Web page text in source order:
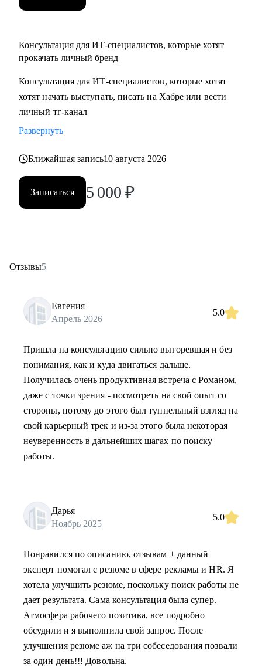
Консультация для ИТ-специалистов, которые хотят
прокачать личный бренд
Консультация для ИТ-специалистов, которые хотят
хотят начать выступать, писать на Хабре или вести
личный тг-канал
Развернуть
Ближайшая запись10 августа 2026
Записаться 5 000 ₽
Отзывы5
Евгения
Апрель 2026
5.0
Пришла на консультацию сильно выгоревшая и без
понимания, как и куда двигаться дальше.
Получилась очень продуктивная встреча с Романом,
даже с точки зрения - посмотреть на свой опыт со
стороны, потому до этого был туннельный взгляд на
свой карьерный трек и из-за этого была некоторая
неуверенность в дальнейших шагах по поиску
работы.
Дарья
Ноябрь 2025
5.0
Понравился по описанию, отзывам + данный
эксперт помогал с резюме в сфере рекламы и HR. Я
хотела улучшить резюме, поскольку поиск работы не
дает результата. Сама консультация была супер.
Атмосфера рабочего позитива, все подробно
обсудили и я выполнила свой запрос. После
улучшения резюме аж на три собеседования позвали
за один день!!! Довольна.